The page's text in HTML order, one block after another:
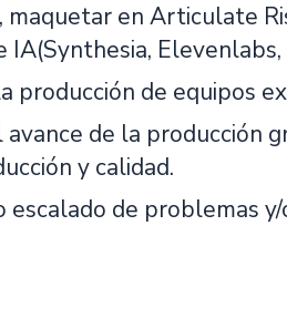
maquetar en Articulate
Elevenlabs,
producción de equipos
de la producción
y calidad.
escalado de problemas